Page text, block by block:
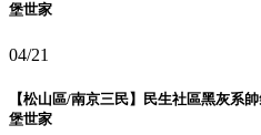
堡世家
04/21
【松山區/南京三民】民生社區黑灰系
堡世家